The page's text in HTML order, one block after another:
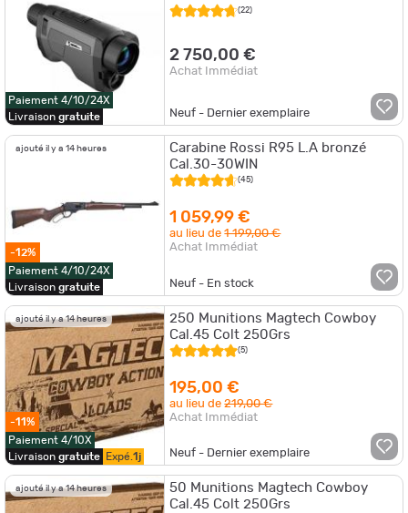
Paiement 4/10/24X
Livraison gratuite
GH 35L
(22)
2 750,00 €
Achat Immédiat
Neuf - Dernier exemplaire
ajouté il y a 14 heures
-12%
Paiement 4/10/24X
Livraison gratuite
Carabine Rossi R95 L.A bronzé
Cal.30-30WIN
(45)
1 059,99 €
au lieu de1 199,00 €
Achat Immédiat
Neuf - En stock
ajouté il y a 14 heures
-11%
Paiement 4/10X
Livraison gratuite Expé. 1j
250 Munitions Magtech Cowboy
Cal.45 Colt 250Grs
(5)
195,00 €
au lieu de219,00 €
Achat Immédiat
Neuf - Dernier exemplaire
ajouté il y a 14 heures
50 Munitions Magtech Cowboy
Cal.45 Colt 250Grs